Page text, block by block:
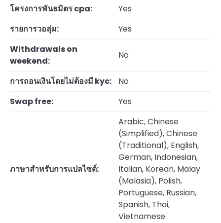
โครงการพันธมิตร cpa:
Yes
รายการวอลุ่ม:
Yes
Withdrawals on
weekend:
No
การถอนเงินโดยไม่ต้องมี kyc:
No
Swap free:
Yes
ภาษาสำหรับการแปลไซต์:
Arabic, Chinese
(Simplified), Chinese
(Traditional), English,
German, Indonesian,
Italian, Korean, Malay
(Malasia), Polish,
Portuguese, Russian,
Spanish, Thai,
Vietnamese